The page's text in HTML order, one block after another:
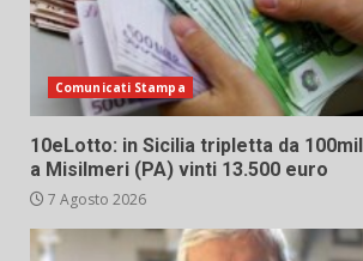
Comunicati Stampa
10eLotto: in Sicilia tripletta da
a Misilmeri (PA) vinti 13.500 euro
7 Agosto 2026